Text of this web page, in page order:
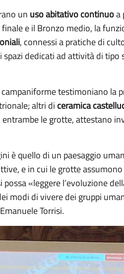
un uso abitativo continuoa
e il Bronzo medio, la
, connessi a pratiche di
spazi dedicati ad attività di
testimoniano la
altri di ceramica
le grotte, attestano
è quello di un paesaggio
e in cui le grotte
possa «leggere l’evoluzione
modi di vivere dei gruppi
Torrisi.